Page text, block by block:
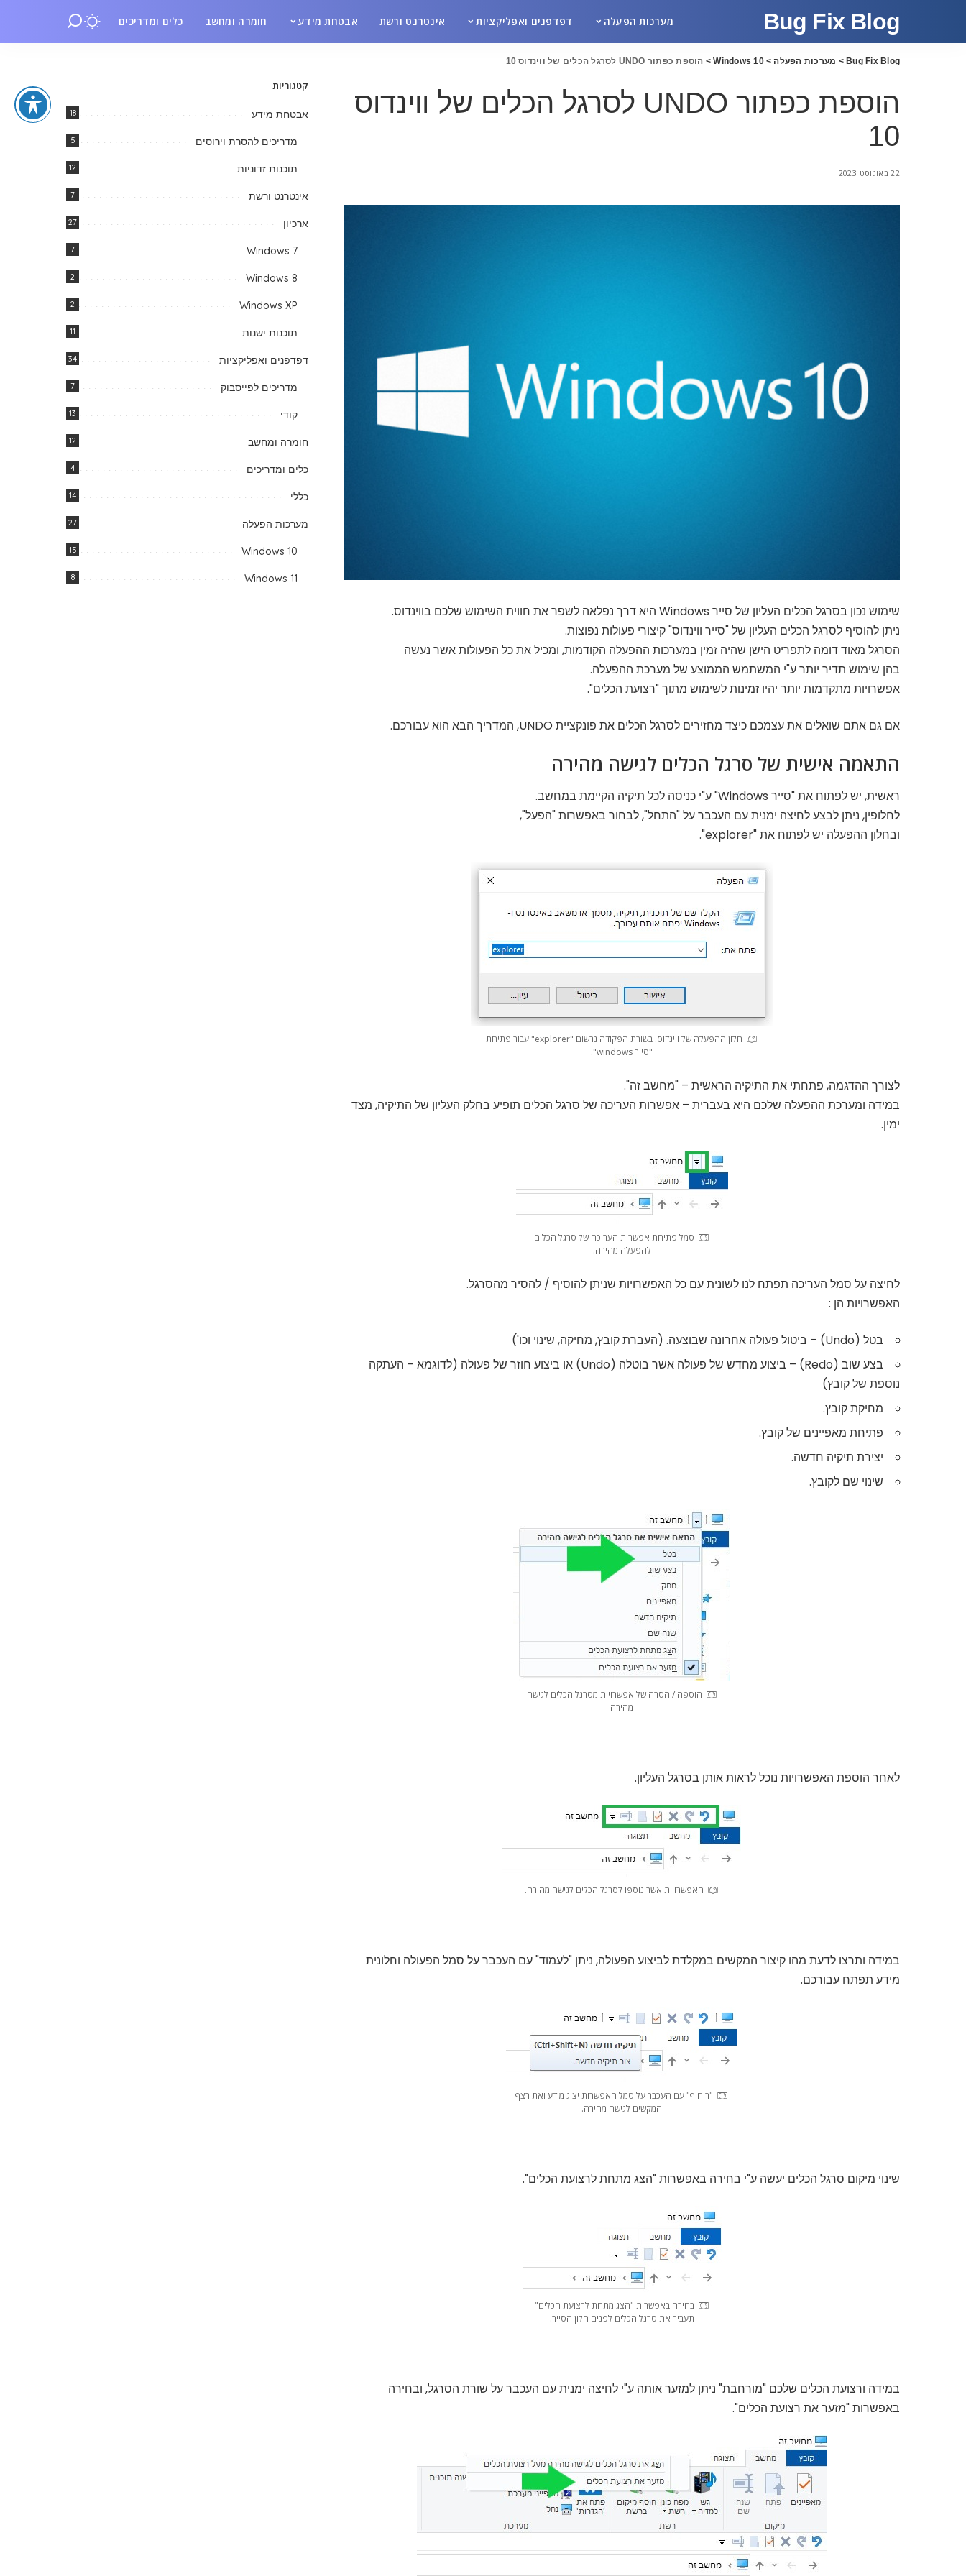
Bug Fix Blog מערכות הפעלה דפדפנים ואפליקציות אינטרנט ורשת אבטחת מידע חומרה ומחשב כלים ומדריכים
Bug Fix Blog
> מערכות הפעלה >
Windows 10
> הוספת כפתור UNDO לסרגל הכלים של ווינדוס 10
הוספת כפתור UNDO לסרגל הכלים של ווינדוס
10
22 באוגוסט 2023
שימוש נכון בסרגל הכלים העליון של סייר Windows היא דרך נפלאה לשפר את חווית השימוש שלכם בווינדוס.
ניתן להוסיף לסרגל הכלים העליון של "סייר ווינדוס" קיצורי פעולות נפוצות.
הסרגל מאוד דומה לתפריט הישן שהיה זמין במערכות ההפעלה הקודמות, ומכיל את כל הפעולות אשר נעשה
בהן שימוש תדיר יותר ע"י המשתמש הממוצע של מערכת ההפעלה.
אפשרויות מתקדמות יותר יהיו זמינות לשימוש מתוך "רצועת הכלים".
אם גם אתם שואלים את עצמכם כיצד מחזירים לסרגל הכלים את פונקציית UNDO, המדריך הבא הוא עבורכם.
התאמה אישית של סרגל הכלים לגישה מהירה
ראשית, יש לפתוח את "סייר Windows" ע"י כניסה לכל תיקיה הקיימת במחשב.
לחלופין, ניתן לבצע לחיצה ימנית עם העכבר על "התחל", לבחור באפשרות "הפעל",
ובחלון ההפעלה יש לפתוח את "explorer".
חלון ההפעלה של ווינדוס. בשורת הפקודה נרשום "explorer" עבור פתיחת
"סייר windows".
לצורך ההדגמה, פתחתי את התיקיה הראשית – "מחשב זה".
במידה ומערכת ההפעלה שלכם היא בעברית – אפשרות העריכה של סרגל הכלים תופיע בחלק העליון של התיקיה, מצד
ימין.
סמל פתיחת אפשרות העריכה של סרגל הכלים
להפעלה מהירה.
לחיצה על סמל העריכה תפתח לנו לשונית עם כל האפשרויות שניתן להוסיף / להסיר מהסרגל.
האפשרויות הן :
בטל (Undo) – ביטול פעולה אחרונה שבוצעה. (העברת קובץ, מחיקה, שינוי וכו')
בצע שוב (Redo) – ביצוע מחדש של פעולה אשר בוטלה (Undo) או ביצוע חוזר של פעולה (לדוגמא – העתקה
נוספת של קובץ)
מחיקת קובץ.
פתיחת מאפיינים של קובץ.
יצירת תיקיה חדשה.
שינוי שם לקובץ.
הוספה / הסרה של אפשרויות מסרגל הכלים לגישה
מהירה
לאחר הוספת האפשרויות נוכל לראות אותן בסרגל העליון.
האפשרויות אשר נוספו לסרגל הכלים לגישה מהירה.
במידה ותרצו לדעת מהו קיצור המקשים במקלדת לביצוע הפעולה, ניתן "לעמוד" עם העכבר על סמל הפעולה וחלונית
מידע תפתח עבורכם.
"ריחוף" עם העכבר על סמל האפשרות יציג מידע ואת רצף
המקשים לגישה מהירה.
שינוי מיקום סרגל הכלים יעשה ע"י בחירה באפשרות "הצג מתחת לרצועת הכלים".
בחירה באפשרות "הצג מתחת לרצועת הכלים"
תעביר את סרגל הכלים לפנים חלון הסייר.
במידה ורצועת הכלים שלכם "מורחבת" ניתן למזער אותה ע"י לחיצה ימנית עם העכבר על שורת הסרגל, ובחירה
באפשרות "מזער את רצועת הכלים".
קטגוריות
אבטחת מידע 18
מדריכים להסרת וירוסים 5
תוכנות זדוניות 12
אינטרנט ורשת 7
ארכיון 27
Windows 7
7
Windows 8
2
Windows XP
2
תוכנות ישנות 11
דפדפנים ואפליקציות 34
מדריכים לפייסבוק 7
קודי 13
חומרה ומחשב 12
כלים ומדריכים 4
כללי 14
מערכות הפעלה 27
Windows 10
15
Windows 11
8